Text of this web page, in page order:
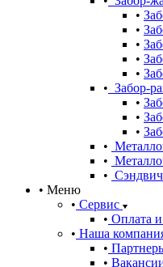
Забор-
Меню
Сервис
Оплата и
Наша